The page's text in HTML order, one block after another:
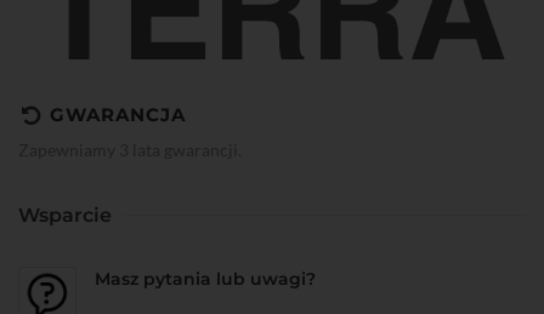
GWARANCJA
Wsparcie
Masz pytania lub uwagi?